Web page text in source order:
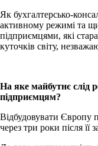
Як бухгалтерсько-
активному режимі та
підприємцями, які
куточків світу,
На яке майбутнє слід
підприємцям?
Відбудовувати Європу
через три роки після її